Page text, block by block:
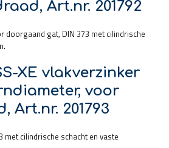
Art.nr. 201792
doorgaand gat, DIN 373 met cilindrische
XE vlakverzinker
voor
Art.nr. 201793
met cilindrische schacht en vaste